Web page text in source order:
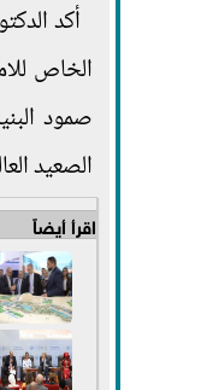
أكد
صمود
الصعيد
اقرأ أيضاً